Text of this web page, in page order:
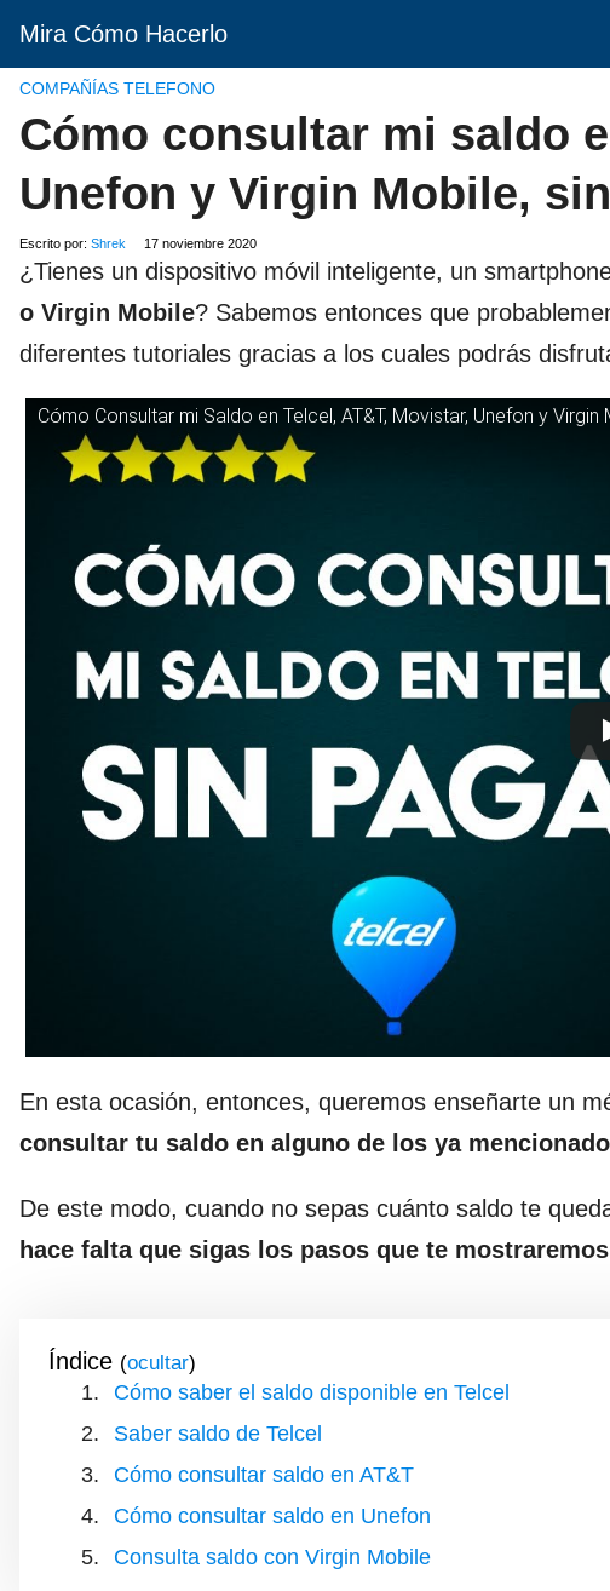
Mira Cómo Hacerlo
COMPAÑÍAS TELEFONO
Cómo consultar mi saldo
Unefon y Virgin Mobile,
Escrito por: Shrek 17 noviembre 2020
¿Tienes un dispositivo móvil inteligente, un
o Virgin Mobile? Sabemos entonces que
diferentes tutoriales gracias a los cuales podrás
Cómo Consultar mi Saldo en Telcel, AT&T, Movistar, Unefon y Virgin
En esta ocasión, entonces, queremos enseñarte un
consultar tu saldo en alguno de los ya
De este modo, cuando no sepas cuánto saldo te
hace falta que sigas los pasos que te mostraremos
Índice ( )
Cómo saber el saldo disponible en Telcel
Saber saldo de Telcel
Cómo consultar saldo en AT&T
Cómo consultar saldo en Unefon
Consulta saldo con Virgin Mobile